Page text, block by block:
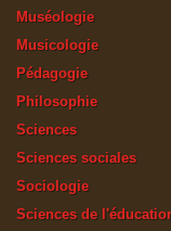
Muséologie
Musicologie
Pédagogie
Philosophie
Sciences
Sciences sociales
Sociologie
Sciences de